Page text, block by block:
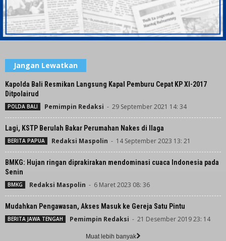
Jangan Lewatkan
Kapolda Bali Resmikan Langsung Kapal Pemburu Cepat KP XI-2017
Ditpolairud
POLDA BALI Pemimpin Redaksi - 29 September 2021 14: 34
Lagi, KSTP Berulah Bakar Perumahan Nakes di Ilaga
BERITA PAPUA Redaksi Maspolin - 14 September 2023 13: 21
BMKG: Hujan ringan diprakirakan mendominasi cuaca Indonesia pada
Senin
BMKG Redaksi Maspolin - 6 Maret 2023 08: 36
Mudahkan Pengawasan, Akses Masuk ke Gereja Satu Pintu
BERITA JAWA TENGAH Pemimpin Redaksi - 21 Desember 2019 23: 14
Muat lebih banyak